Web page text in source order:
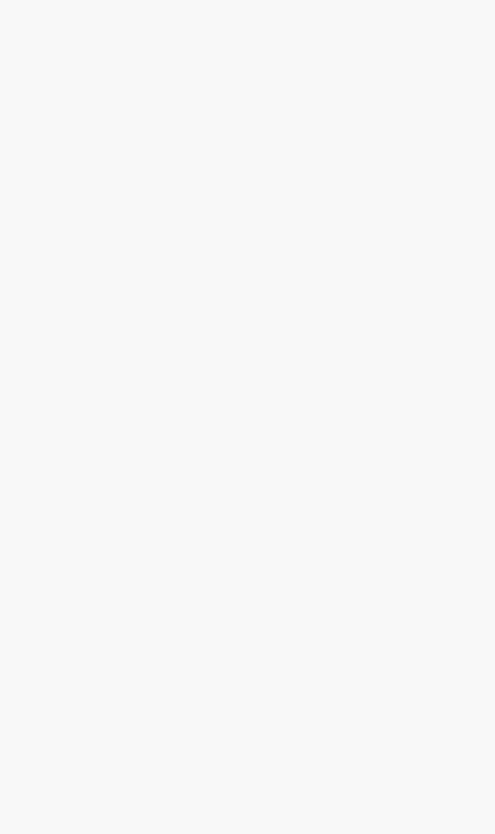
Gendersprache. Doch das sind Themen unter Erwachsenen.
Waffengewalt gebrauchen sollten.
und Nachbildungen von Hieb- und Stichwaffen. Eltern